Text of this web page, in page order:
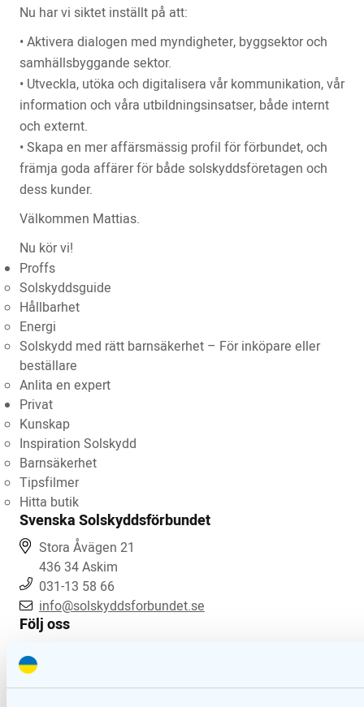
Nu har vi siktet inställt på att:
• Aktivera dialogen med myndigheter, byggsektor och
samhällsbyggande sektor.
• Utveckla, utöka och digitalisera vår kommunikation, vår
information och våra utbildningsinsatser, både internt
och externt.
• Skapa en mer affärsmässig profil för förbundet, och
främja goda affärer för både solskyddsföretagen och
dess kunder.
Välkommen Mattias.
Nu kör vi!
Proffs
Solskyddsguide
Hållbarhet
Energi
Solskydd med rätt barnsäkerhet – För inköpare eller
beställare
Anlita en expert
Privat
Kunskap
Inspiration Solskydd
Barnsäkerhet
Tipsfilmer
Hitta butik
Svenska Solskyddsförbundet
Stora Åvägen 21
436 34 Askim
031-13 58 66
info@solskyddsforbundet.se
Följ oss
Svenska Solskyddsförbundet är en branschorganisation
för företag verksamma som komponenttillverkare,